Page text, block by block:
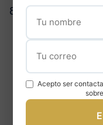
8 septiembre
Laura es
Griego
Andrews. Tras
Francia con
admitida en la
St Andrews en
continuación y
Acepto ser